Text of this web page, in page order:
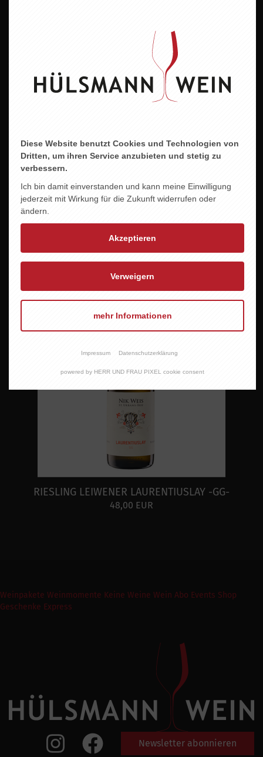
12,5 % vol.
ZU DIESEM PRODUKT PASST ...
RIESLING LEIWENER LAURENTIUSLAY -GG-
48,00 EUR
Weinpakete Weinmomente Keine Weine Wein Abo Events Shop
Geschenke Express
Newsletter abonnieren
Diese Website benutzt Cookies und Technologien von
Dritten, um ihren Service anzubieten und stetig zu
verbessern.
Ich bin damit einverstanden und kann meine Einwilligung
jederzeit mit Wirkung für die Zukunft widerrufen oder
ändern.
Akzeptieren
Verweigern
mehr Informationen
Impressum Datenschutzerklärung
powered by HERR UND FRAU PIXEL cookie consent